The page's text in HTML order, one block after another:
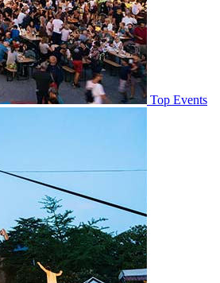
Top Events